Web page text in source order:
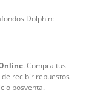
Dolphin:
. Compra tus
recibir repuestos
posventa.